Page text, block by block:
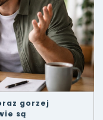
gorzej
są